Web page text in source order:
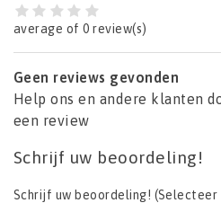
average of 0 review(s)
Geen reviews gevonden
Help ons en andere klanten
een review
Schrijf uw beoordeling!
Schrijf uw beoordeling! (Selecteer